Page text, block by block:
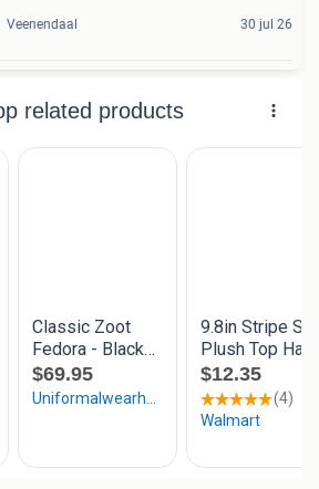
Veenendaal 30 jul 26